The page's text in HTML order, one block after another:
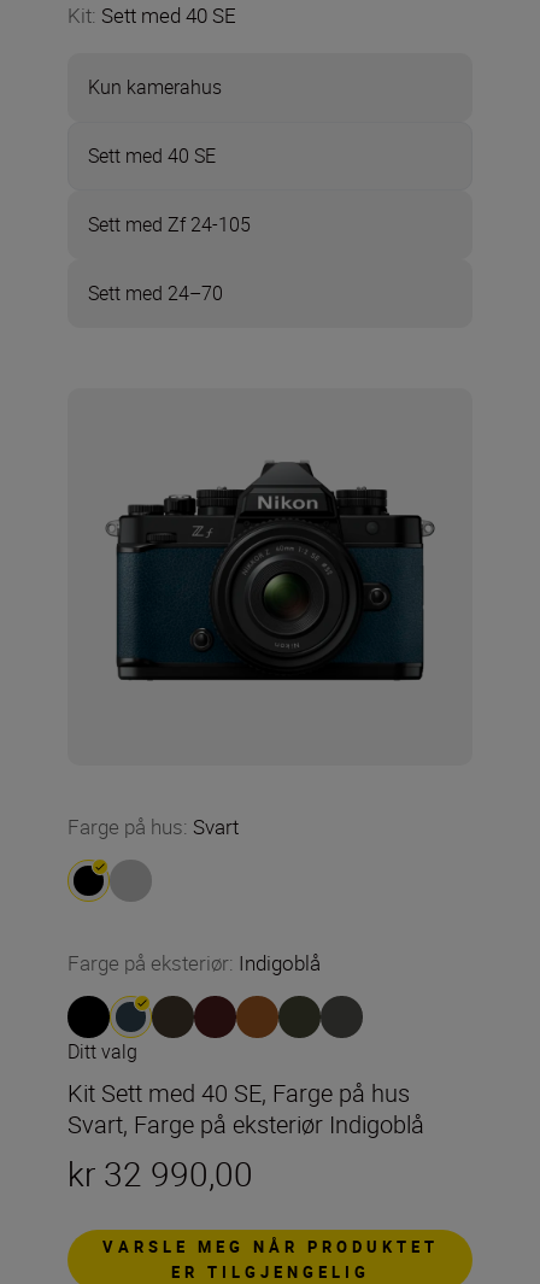
Kit: Sett med 40 SE
Kun kamerahus
Sett med 40 SE
Sett med Zf 24-105
Sett med 24–70
Farge på hus: Svart
Farge på eksteriør: Indigoblå
Ditt valg
Kit Sett med 40 SE, Farge på hus
Svart, Farge på eksteriør Indigoblå
kr 32 990,00
VARSLE MEG NÅR PRODUKTET
ER TILGJENGELIG